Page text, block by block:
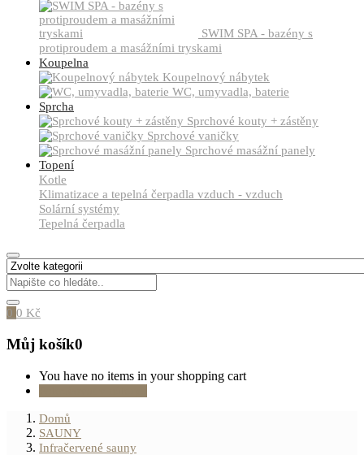
SWIM SPA - bazény s
protiproudem a masážními tryskami
Koupelna
Koupelnový nábytek
WC, umyvadla, baterie
Sprcha
Sprchové kouty + zástěny
Sprchové vaničky
Sprchové masážní panely
Topení
Kotle
Klimatizace a tepelná čerpadla vzduch - vzduch
Solární systémy
Tepelná čerpadla
0 0 Kč
Můj košík0
You have no items in your shopping cart
Domů
SAUNY
Infračervené sauny